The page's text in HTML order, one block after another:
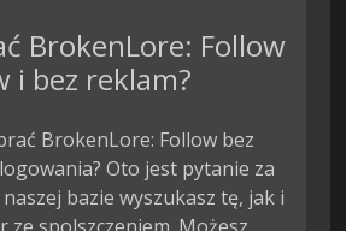
BrokenLore: Follow
i bez reklam?
BrokenLore: Follow bez
Oto jest pytanie za
bazie wyszukasz tę, jak i
ze spolszczeniem. Możesz